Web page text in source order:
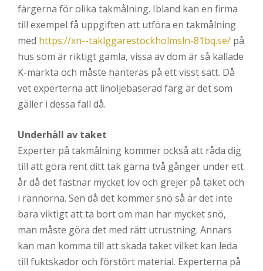
färgerna för olika takmålning. Ibland kan en firma
till exempel få uppgiften att utföra en takmålning
med https://xn--taklggarestockholmsln-81bq.se/ på
hus som är riktigt gamla, vissa av dom är så kallade
K-märkta och måste hanteras på ett visst sätt. Då
vet experterna att linoljebaserad färg är det som
gäller i dessa fall då.
Underhåll av taket
Experter på takmålning kommer också att råda dig
till att göra rent ditt tak gärna två gånger under ett
år då det fastnar mycket löv och grejer på taket och
i rännorna. Sen då det kommer snö så är det inte
bara viktigt att ta bort om man har mycket snö,
man måste göra det med rätt utrustning. Annars
kan man komma till att skada taket vilket kan leda
till fuktskador och förstört material. Experterna på